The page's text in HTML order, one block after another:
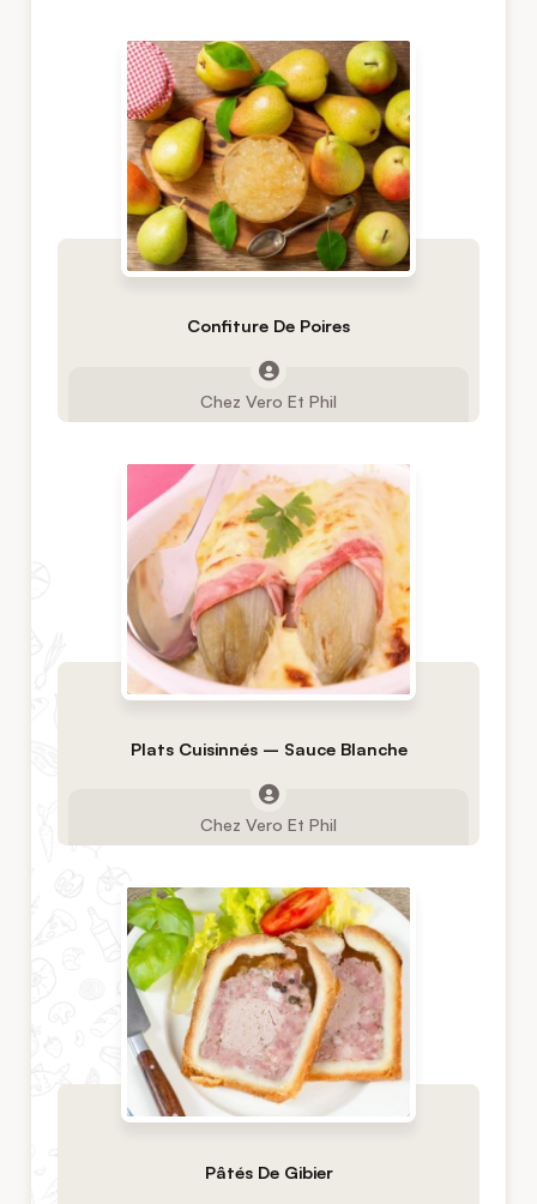
Confiture De Poires
Chez Vero Et Phil
Plats Cuisinnés – Sauce Blanche
Chez Vero Et Phil
Pâtés De Gibier